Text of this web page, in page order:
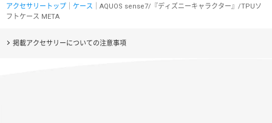
アクセサリートップ ケース ｜AQUOS sense7/『ディズニーキャラクター』/TPUソ
フトケース META
掲載アクセサリーについての注意事項